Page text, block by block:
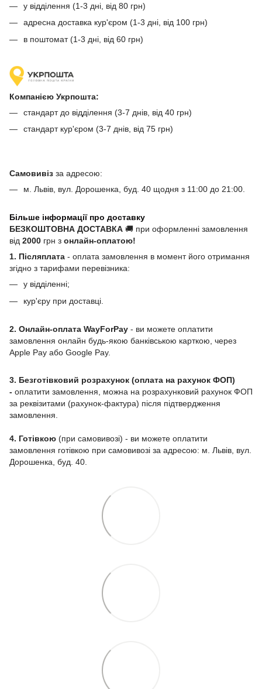
у відділення (1-3 дні, від 80 грн)
адресна доставка кур'єром (1-3 дні, від 100 грн)
в поштомат (1-3 дні, від 60 грн)
Компанією Укрпошта:
стандарт до відділення (3-7 днів, від 40 грн)
стандарт кур'єром (3-7 днів, від 75 грн)
Самовивіз за адресою:
м. Львів, вул. Дорошенка, буд. 40 щодня з 11:00 до 21:00.
Більше інформації про доставку
БЕЗКОШТОВНА ДОСТАВКА 🚚 при оформленні замовлення
від 2000 грн з онлайн-оплатою!
1. Післяплата - оплата замовлення в момент його отримання
згідно з тарифами перевізника:
у відділенні;
кур'єру при доставці.
2. Онлайн-оплата WayForPay - ви можете оплатити
замовлення онлайн будь-якою банківською карткою, через
Apple Pay або Google Pay.
3. Безготівковий розрахунок (оплата на рахунок ФОП)
- оплатити замовлення, можна на розрахунковий рахунок ФОП
за реквізитами (рахунок-фактура) після підтвердження
замовлення.
4. Готівкою (при самовивозі) - ви можете оплатити
замовлення готівкою при самовивозі за адресою: м. Львів, вул.
Дорошенка, буд. 40.